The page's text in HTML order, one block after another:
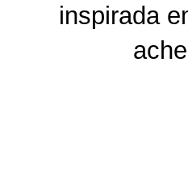
inspirada